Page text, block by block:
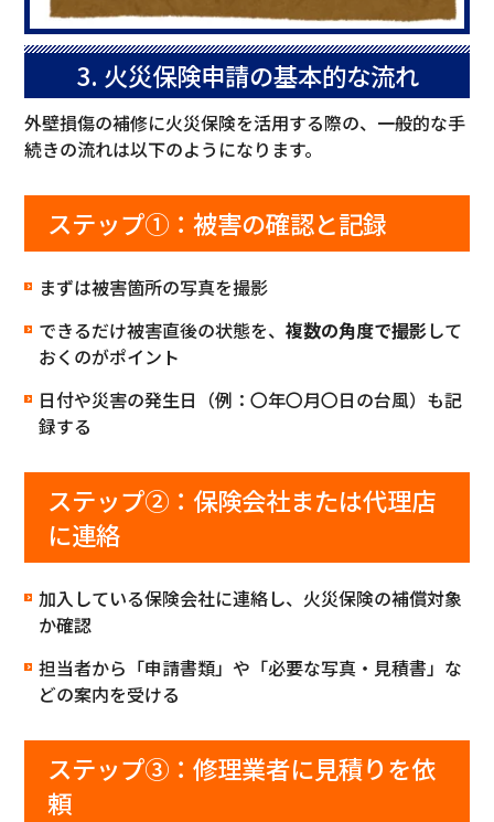
3. 火災保険申請の基本的な流れ
外壁損傷の補修に火災保険を活用する際の、一般的な手
続きの流れは以下のようになります。
ステップ①：被害の確認と記録
まずは被害箇所の写真を撮影
できるだけ被害直後の状態を、複数の角度で撮影して
おくのがポイント
日付や災害の発生日（例：〇年〇月〇日の台風）も記
録する
ステップ②：保険会社または代理店
に連絡
加入している保険会社に連絡し、火災保険の補償対象
か確認
担当者から「申請書類」や「必要な写真・見積書」な
どの案内を受ける
ステップ③：修理業者に見積りを依
頼